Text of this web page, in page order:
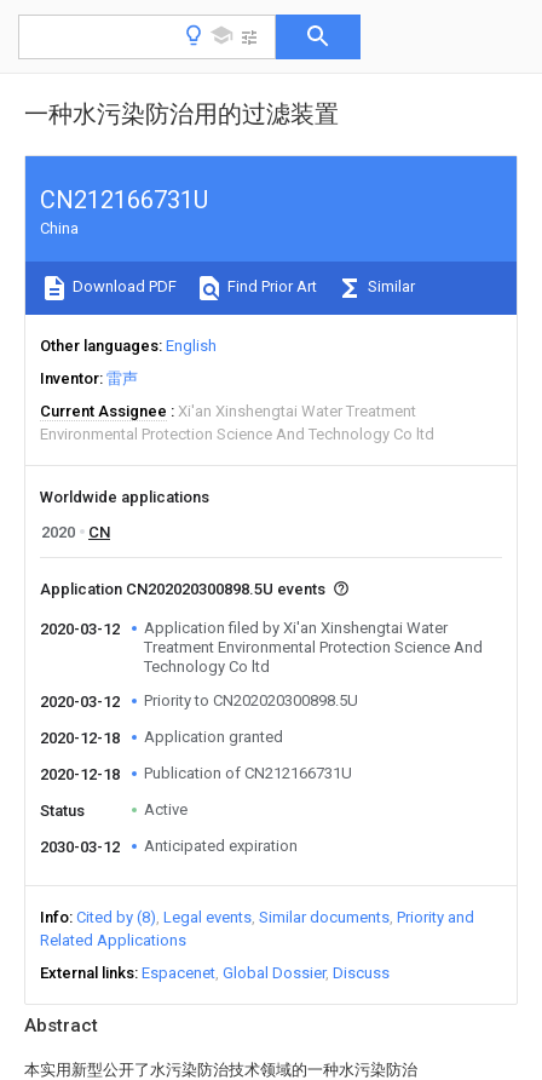
一种水污染防治用的过滤装置
Abstract
本实用新型公开了水污染防治技术领域的一种水污染防治
CN212166731U
China
Download PDF Find Prior Art Similar
Other languages English
Inventor 雷声
Current Assignee
Xi'an Xinshengtai Water Treatment
Environmental Protection Science And Technology Co ltd
Worldwide applications
2020
CN
Application CN202020300898.5U events
2020-03-12
Application filed by Xi'an Xinshengtai Water
Treatment Environmental Protection Science And
Technology Co ltd
2020-03-12
Priority to CN202020300898.5U
2020-12-18 Application granted
2020-12-18 Publication of CN212166731U
Status Active
2030-03-12 Anticipated expiration
Info Cited by (8) Legal events Similar documents Priority and
Related Applications
External links Espacenet Global Dossier Discuss